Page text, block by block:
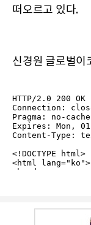
떠오르고 있다.
신경원 글로벌